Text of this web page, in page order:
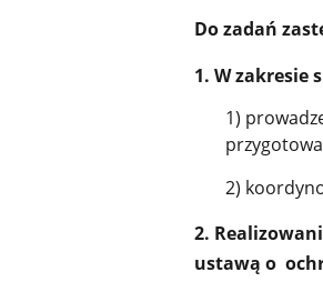
Do zadań
1. W zakresie
1)
2)
2.
ustawą o